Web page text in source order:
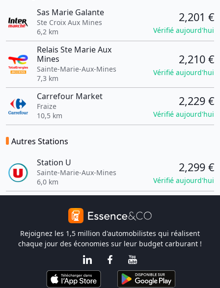
Sas Marie Galante
Ste Croix Aux Mines
6,2 km
2,201 €
Vérifié aujourd'hui
Relais Ste Marie Aux
Mines
Sainte-Marie-Aux-Mines
7,3 km
2,210 €
Vérifié aujourd'hui
Carrefour Market
Fraize
10,5 km
2,229 €
Vérifié aujourd'hui
Autres Stations
Station U
Sainte-Marie-Aux-Mines
6,0 km
2,299 €
Vérifié aujourd'hui
Rejoignez les 1,5 million d'automobilistes qui réalisent
chaque jour des économies sur leur budget carburant !